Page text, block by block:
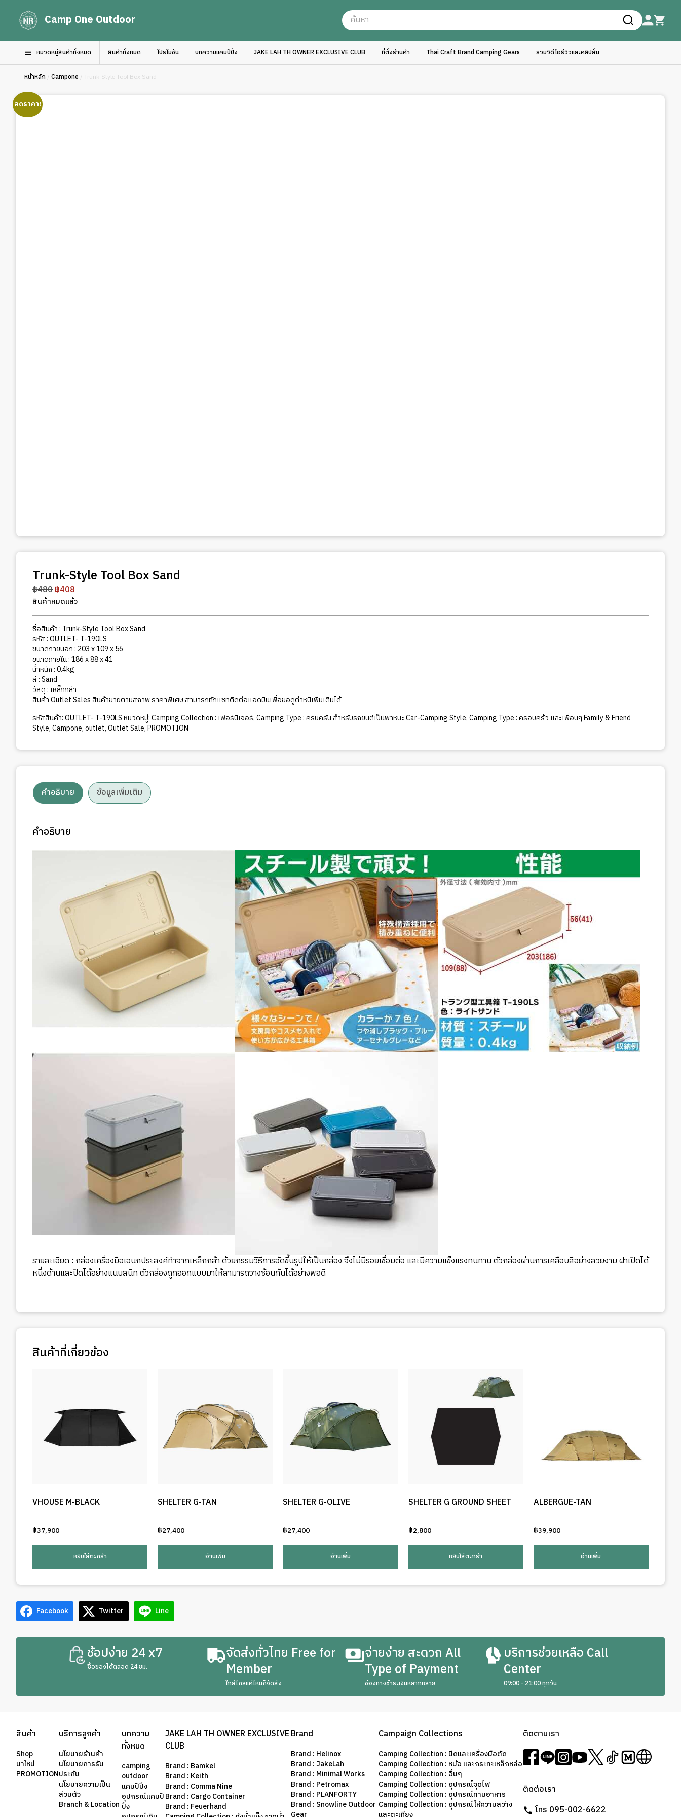
Camp One Outdoor
หมวดหมู่สินค้าทั้งหมด สินค้าทั้งหมด โปรโมชัน บทความแคมป์ปิ้ง JAKE LAH TH OWNER EXCLUSIVE CLUB ที่ตั้งร้านค้า Thai Craft Brand Camping Gears รวมวิดีโอรีวิวและคลิปสั้น
หน้าหลัก / Campone / Trunk-Style Tool Box Sand
ลดราคา!
Trunk-Style Tool Box Sand
฿480Original
price
was:
฿480.
฿408Current
price
is:
฿408.
สินค้าหมดแล้ว
ชื่อสินค้า : Trunk-Style Tool Box Sand
รหัส : OUTLET- T-190LS
ขนาดภายนอก : 203 x 109 x 56
ขนาดภายใน : 186 x 88 x 41
น้ำหนัก : 0.4kg
สี : Sand
วัสดุ : เหล็กกล้า
สินค้า Outlet Sales สินค้าขายตามสภาพ ราคาพิเศษ สามารถทักแชทติดต่อแอดมินเพื่อขอดูตำหนิเพิ่มเติมได้
รหัสสินค้า:OUTLET- T-190LSหมวดหมู่:Camping Collection : เฟอร์นิเจอร์,Camping Type : ครบครัน สำหรับรถยนต์เป็นพาหนะ Car-Camping Style,Camping Type : ครอบคร้ว และเพื่อนๆ Family & Friend
Style,Campone,outlet,Outlet Sale,PROMOTION
คำอธิบาย ข้อมูลเพิ่มเติม
คำอธิบาย
รายละเอียด : กล่องเครื่องมือเอนกประสงค์ทำจากเหล็กกล้า ด้วยกรรมวิธีการอัดขึ้นรูปให้เป็นกล่อง จึงไม่มีรอยเชื่อมต่อ และมีความแข็งแรงทนทาน ตัวกล่องผ่านการเคลือบสีอย่างสวยงาม ฝาเปิดได้
หนึ่งด้านและปิดได้อย่างแนบสนิท ตัวกล่องถูกออกแบบมาให้สามารถวางซ้อนกันได้อย่างพอดี
สินค้าที่เกี่ยวข้อง
VHOUSE M-BLACK
฿37,900
หยิบใส่ตะกร้า
SHELTER G-TAN
฿27,400
อ่านเพิ่ม
SHELTER G-OLIVE
฿27,400
อ่านเพิ่ม
SHELTER G GROUND SHEET
฿2,800
หยิบใส่ตะกร้า
ALBERGUE-TAN
฿39,900
อ่านเพิ่ม
Facebook Twitter Line
ช้อปง่าย 24 x7
ซื้อของได้ตลอด 24 ชม.
จัดส่งทั่วไทย Free for
Member
ใกล้ไกลแค่ไหนก็จัดส่ง
จ่ายง่าย สะดวก All
Type of Payment
ช่องทางชำระเงินหลากหลาย
บริการช่วยเหลือ Call
Center
09:00 - 21:00 ทุกวัน
สินค้า
Shop
มาใหม่
PROMOTION
บริการลูกค้า
นโยบายร้านค้า
นโยบายการรับ
ประกัน
นโยบายความเป็น
ส่วนตัว
Branch & Location
บทความ
ทั้งหมด
camping
outdoor
แคมป์ปิ้ง
อุปกรณ์แคมป์
ปิ้ง
JAKE LAH TH OWNER EXCLUSIVE
CLUB
Brand : Bamkel
Brand : Keith
Brand : Comma Nine
Brand : Cargo Container
Brand : Feuerhand
Brand
Brand : Helinox
Brand : JakeLah
Brand : Minimal Works
Brand : Petromax
Brand : PLANFORTY
Brand : Snowline Outdoor
Campaign Collections
Camping Collection : มีดและเครื่องมือตัด
Camping Collection : หม้อ และกระทะเหล็กหล่อ
Camping Collection : อื่นๆ
Camping Collection : อุปกรณ์จุดไฟ
Camping Collection : อุปกรณ์ทานอาหาร
Camping Collection : อุปกรณ์ให้ความสว่าง
ติดตามเรา
ติดต่อเรา
โทร 095-002-6622